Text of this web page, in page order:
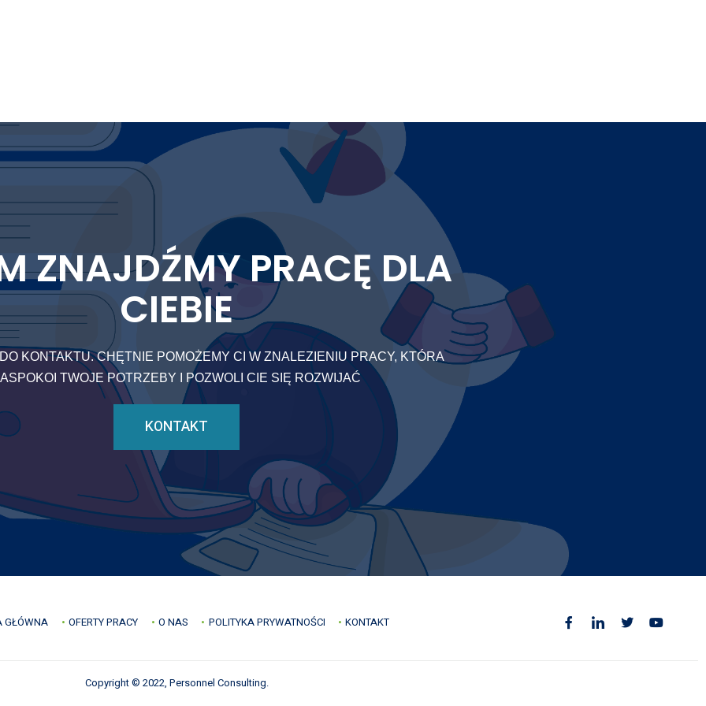
ZNAJDŹMY PRACĘ DLA
CIEBIE
KONTAKTU. CHĘTNIE POMOŻEMY CI W ZNALEZIENIU PRACY, KTÓRA
TWOJE POTRZEBY I POZWOLI CIE SIĘ ROZWIJAĆ
KONTAKT
GŁÓWNA OFERTY PRACY O NAS POLITYKA PRYWATNOŚCI KONTAKT
Copyright © 2022, Personnel Consulting.